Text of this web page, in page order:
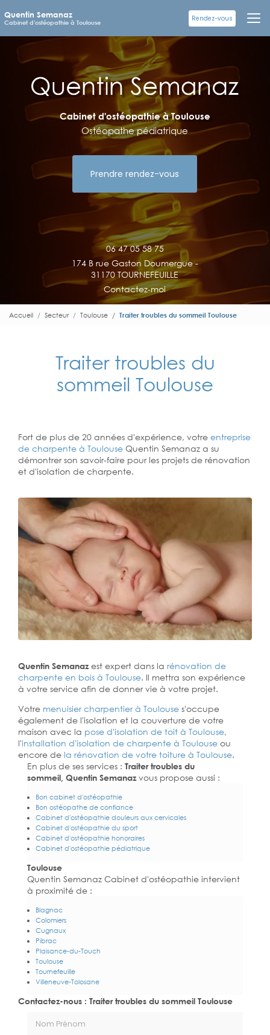
au
principal
Quentin Semanaz
Cabinet d'ostéopathie à Toulouse
Rendez-vous
Cabinet d'ostéopathie à Toulouse
Ostéopathe pédiatrique
Prendre rendez-vous
06 47 05 58 75
174 B rue Gaston Doumergue -
31170 TOURNEFEUILLE
Contactez-moi
Accueil Secteur Toulouse Traiter troubles du sommeil Toulouse
Traiter troubles du
sommeil Toulouse
Fort de plus de 20 années d'expérience, votre entreprise
de charpente à Toulouse Quentin Semanaz a su
démontrer son savoir-faire pour les projets de rénovation
et d'isolation de charpente.
Quentin Semanazest expert dans la rénovation de
charpente en bois à Toulouse. Il mettra son expérience
à votre service afin de donner vie à votre projet.
Votre menuisier charpentier à Toulouse s'occupe
également de l'isolation et la couverture de votre
maison avec la pose d'isolation de toit à Toulouse,
l'installation d'isolation de charpente à Toulouse ou
encore de la rénovation de votre toiture à Toulouse.
En plus de ses services : Traiter troubles du
sommeil, Quentin Semanazvous propose aussi :
Bon cabinet d'ostéopathie
Bon ostéopathe de confiance
Cabinet d'ostéopathie douleurs aux cervicales
Cabinet d'ostéopathie du sport
Cabinet d'ostéopathie honoraires
Cabinet d'ostéopathie pédiatrique
Toulouse
Quentin Semanaz Cabinet d'ostéopathie intervient
à proximité de :
Blagnac
Colomiers
Cugnaux
Pibrac
Plaisance-du-Touch
Toulouse
Tournefeuille
Villeneuve-Tolosane
Contactez-nous : Traiter troubles du sommeil Toulouse